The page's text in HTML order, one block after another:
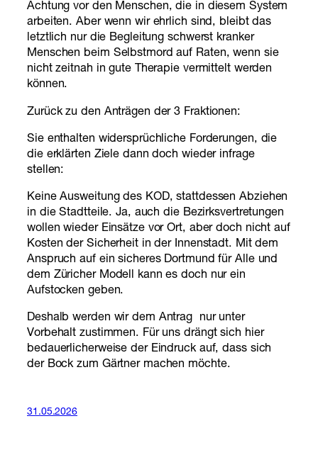
Achtung vor den Menschen, die in diesem System
arbeiten. Aber wenn wir ehrlich sind, bleibt das
letztlich nur die Begleitung schwerst kranker
Menschen beim Selbstmord auf Raten, wenn sie
nicht zeitnah in gute Therapie vermittelt werden
können.
Zurück zu den Anträgen der 3 Fraktionen:
Sie enthalten widersprüchliche Forderungen, die
die erklärten Ziele dann doch wieder infrage
stellen:
Keine Ausweitung des KOD, stattdessen Abziehen
in die Stadtteile. Ja, auch die Bezirksvertretungen
wollen wieder Einsätze vor Ort, aber doch nicht auf
Kosten der Sicherheit in der Innenstadt. Mit dem
Anspruch auf ein sicheres Dortmund für Alle und
dem Züricher Modell kann es doch nur ein
Aufstocken geben.
Deshalb werden wir dem Antrag nur unter
Vorbehalt zustimmen. Für uns drängt sich hier
bedauerlicherweise der Eindruck auf, dass sich
der Bock zum Gärtner machen möchte.
31.05.2026